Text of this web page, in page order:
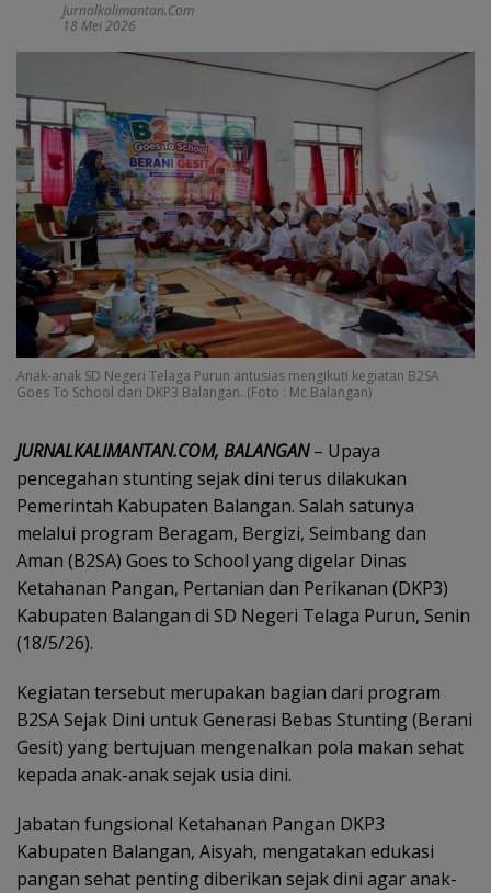
Jurnalkalimantan.com
18 Mei 2026
Anak-anak SD Negeri Telaga Purun antusias mengikuti kegiatan B2SA
Goes To School dari DKP3 Balangan. (Foto : Mc.Balangan)
JURNALKALIMANTAN.COM, BALANGAN– Upaya
pencegahan stunting sejak dini terus dilakukan
Pemerintah Kabupaten Balangan. Salah satunya
melalui program Beragam, Bergizi, Seimbang dan
Aman (B2SA) Goes to School yang digelar Dinas
Ketahanan Pangan, Pertanian dan Perikanan (DKP3)
Kabupaten Balangan di SD Negeri Telaga Purun, Senin
(18/5/26).
Kegiatan tersebut merupakan bagian dari program
B2SA Sejak Dini untuk Generasi Bebas Stunting (Berani
Gesit) yang bertujuan mengenalkan pola makan sehat
kepada anak-anak sejak usia dini.
Jabatan fungsional Ketahanan Pangan DKP3
Kabupaten Balangan, Aisyah, mengatakan edukasi
pangan sehat penting diberikan sejak dini agar anak-